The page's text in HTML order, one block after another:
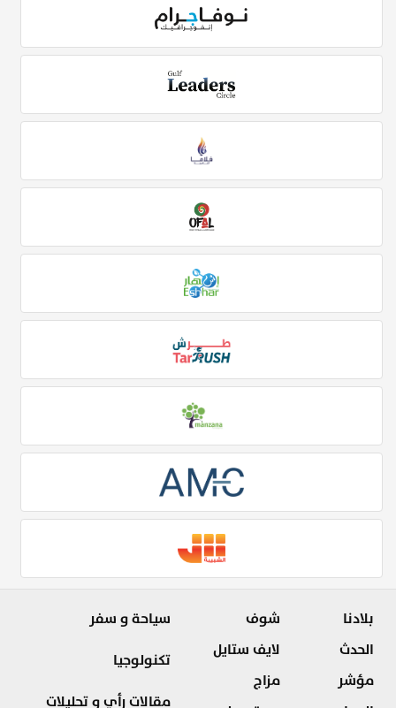
بلادنا
الحدث
مؤشر
شوف
لايف ستايل
مزاج
سياحة و سفر
تكنولوجيا
مقالات رأي و تحليلات